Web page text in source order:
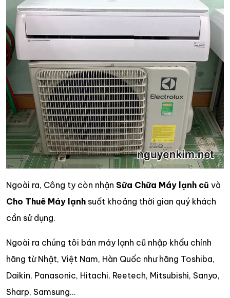
Ngoài ra, Công ty còn nhận Sữa Chữa Máy lạnh cũ và
Cho Thuê Máy lạnh suốt khoảng thời gian quý khách
cần sử dụng.
Ngoài ra chúng tôi bán máy lạnh cũ nhập khẩu chính
hãng từ Nhật, Việt Nam, Hàn Quốc như hãng Toshiba,
Daikin, Panasonic, Hitachi, Reetech, Mitsubishi, Sanyo,
Sharp, Samsung...